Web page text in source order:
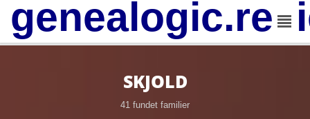
SKJOLD
41 fundet familier